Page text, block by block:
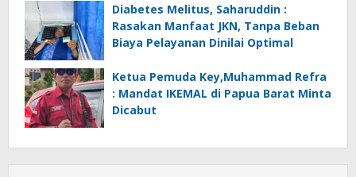
Diabetes Melitus, Saharuddin :
Rasakan Manfaat JKN, Tanpa Beban
Biaya Pelayanan Dinilai Optimal
Ketua Pemuda Key,Muhammad Refra
: Mandat IKEMAL di Papua Barat Minta
Dicabut